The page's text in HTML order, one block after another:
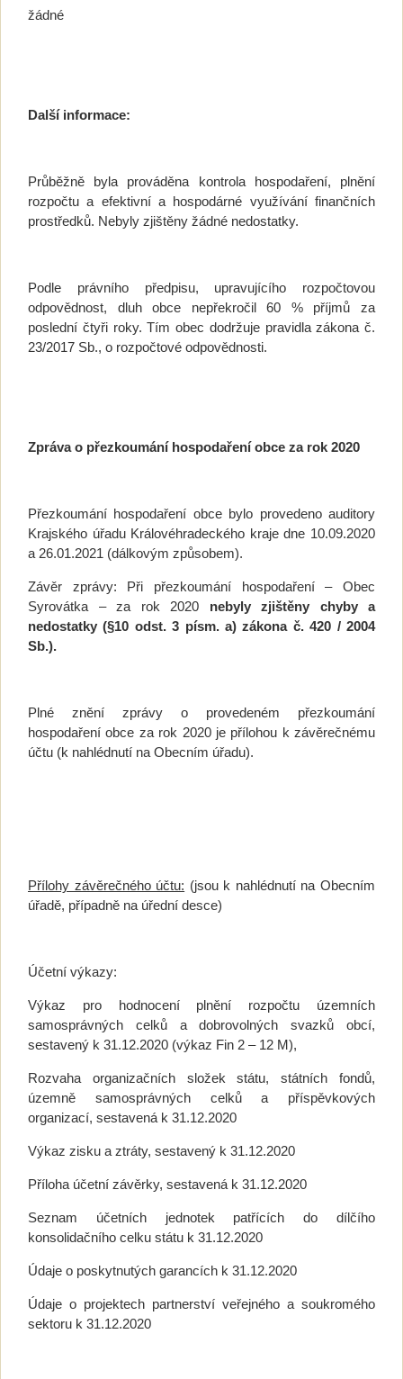
žádné
Další informace:
Průběžně byla prováděna kontrola hospodaření, plnění
rozpočtu a efektivní a hospodárné využívání finančních
prostředků. Nebyly zjištěny žádné nedostatky.
Podle právního předpisu, upravujícího rozpočtovou
odpovědnost, dluh obce nepřekročil 60 % příjmů za
poslední čtyři roky. Tím obec dodržuje pravidla zákona č.
23/2017 Sb., o rozpočtové odpovědnosti.
Zpráva o přezkoumání hospodaření obce za rok 2020
Přezkoumání hospodaření obce bylo provedeno auditory
Krajského úřadu Královéhradeckého kraje dne 10.09.2020
a 26.01.2021 (dálkovým způsobem).
Závěr zprávy: Při přezkoumání hospodaření – Obec
Syrovátka – za rok 2020 nebyly zjištěny chyby a
nedostatky (§10 odst. 3 písm. a) zákona č. 420 / 2004
Sb.).
Plné znění zprávy o provedeném přezkoumání
hospodaření obce za rok 2020 je přílohou k závěrečnému
účtu (k nahlédnutí na Obecním úřadu).
Přílohy závěrečného účtu: (jsou k nahlédnutí na Obecním
úřadě, případně na úřední desce)
Účetní výkazy:
Výkaz pro hodnocení plnění rozpočtu územních
samosprávných celků a dobrovolných svazků obcí,
sestavený k 31.12.2020 (výkaz Fin 2 – 12 M),
Rozvaha organizačních složek státu, státních fondů,
územně samosprávných celků a příspěvkových
organizací, sestavená k 31.12.2020
Výkaz zisku a ztráty, sestavený k 31.12.2020
Příloha účetní závěrky, sestavená k 31.12.2020
Seznam účetních jednotek patřících do dílčího
konsolidačního celku státu k 31.12.2020
Údaje o poskytnutých garancích k 31.12.2020
Údaje o projektech partnerství veřejného a soukromého
sektoru k 31.12.2020